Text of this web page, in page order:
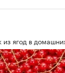
ягод в